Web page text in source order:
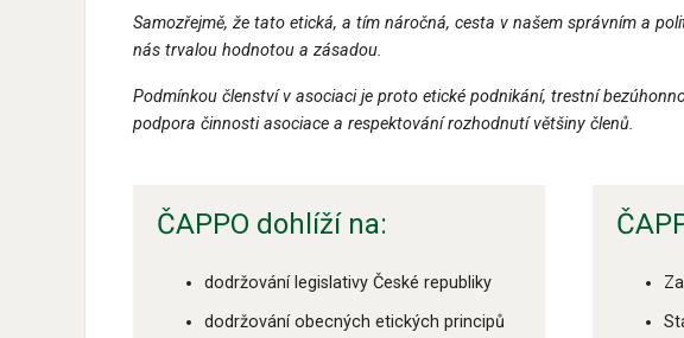
Samozřejmě, že tato etická, a tím náročná, cesta v našem správním a
nás trvalou hodnotou a zásadou.
Podmínkou členství v asociaci je proto etické podnikání, trestní
podpora činnosti asociace a respektování rozhodnutí většiny členů.
ČAPPO dohlíží na:
dodržování legislativy České republiky
dodržování obecných etických principů